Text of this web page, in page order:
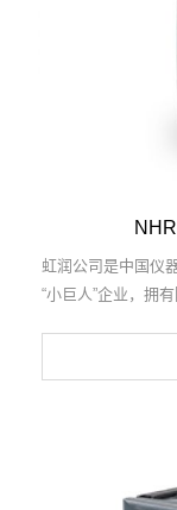
取得液晶综合电量
用于电力、冶金、
虹润公司是中国仪
“小巨人”企业，拥
相、电压过畸变、
送器、交直流信号
能制造国家标准，